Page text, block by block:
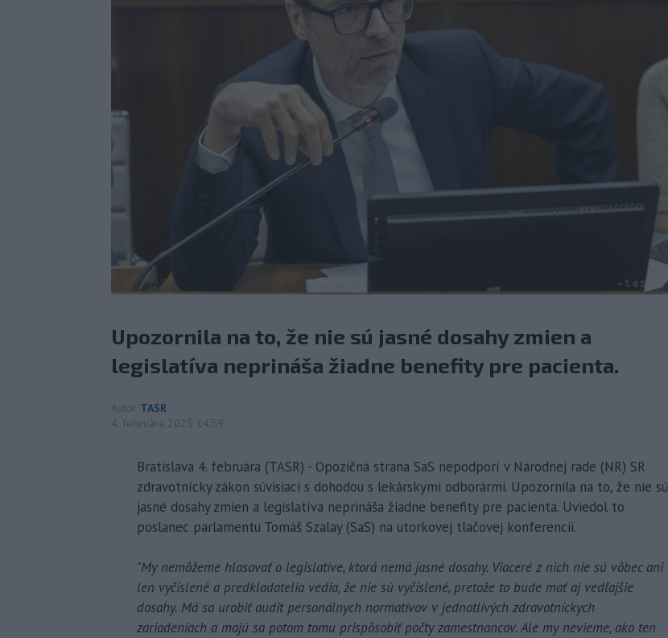
Upozornila na to, že nie sú jasné dosahy zmien a
legislatíva neprináša žiadne benefity pre pacienta.
Autor TASR
4. februára 2025 14:59
Bratislava 4. februára (TASR) - Opozičná strana SaS nepodporí v Národnej rade (NR) SR
zdravotnícky zákon súvisiaci s dohodou s lekárskymi odborármi. Upozornila na to, že nie sú
jasné dosahy zmien a legislatíva neprináša žiadne benefity pre pacienta. Uviedol to
poslanec parlamentu Tomáš Szalay (SaS) na utorkovej tlačovej konferencii.
"My nemôžeme hlasovať o legislatíve, ktorá nemá jasné dosahy. Viaceré z nich nie sú vôbec ani
len vyčíslené a predkladatelia vedia, že nie sú vyčíslené, pretože to bude mať aj vedľajšie
dosahy. Má sa urobiť audit personálnych normatívov v jednotlivých zdravotníckych
zariadeniach a majú sa potom tomu prispôsobiť počty zamestnancov. Ale my nevieme, ako ten